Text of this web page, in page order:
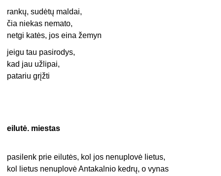
rankų, sudėtų maldai,
čia niekas nemato,
netgi katės, jos eina žemyn
jeigu tau pasirodys,
kad jau užlipai,
patariu grįžti
eilutė. miestas
pasilenk prie eilutės, kol jos nenuplovė lietus,
kol lietus nenuplovė Antakalnio kedrų, o vynas